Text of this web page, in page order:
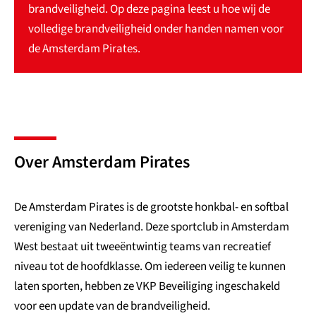
brandveiligheid. Op deze pagina leest u hoe wij de
volledige brandveiligheid onder handen namen voor
de Amsterdam Pirates.
Over Amsterdam Pirates
De Amsterdam Pirates is de grootste honkbal- en softbal
vereniging van Nederland. Deze sportclub in Amsterdam
West bestaat uit tweeëntwintig teams van recreatief
niveau tot de hoofdklasse. Om iedereen veilig te kunnen
laten sporten, hebben ze VKP Beveiliging ingeschakeld
voor een update van de brandveiligheid.